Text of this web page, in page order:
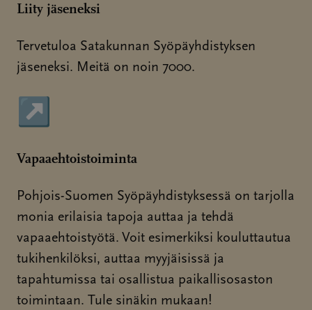
Liity jäseneksi
Tervetuloa Satakunnan Syöpäyhdistyksen
jäseneksi. Meitä on noin 7000.
Sivu avautuu uudessa ikkunassa
↗
Vapaaehtoistoiminta
Pohjois-Suomen Syöpäyhdistyksessä on tarjolla
monia erilaisia tapoja auttaa ja tehdä
vapaaehtoistyötä. Voit esimerkiksi kouluttautua
tukihenkilöksi, auttaa myyjäisissä ja
tapahtumissa tai osallistua paikallisosaston
toimintaan. Tule sinäkin mukaan!